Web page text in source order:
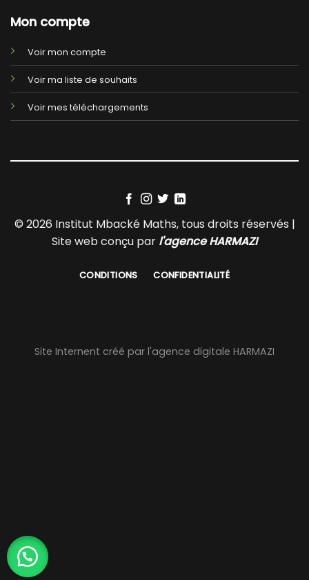
Mon compte
Voir mon compte
Voir ma liste de souhaits
Voir mes téléchargements
© 2026 Institut Mbacké Maths, tous droits réservés |
Site web conçu par l'agence HARMAZI
CONDITIONS CONFIDENTIALITÉ
Site Internent créé par l'agence digitale HARMAZI